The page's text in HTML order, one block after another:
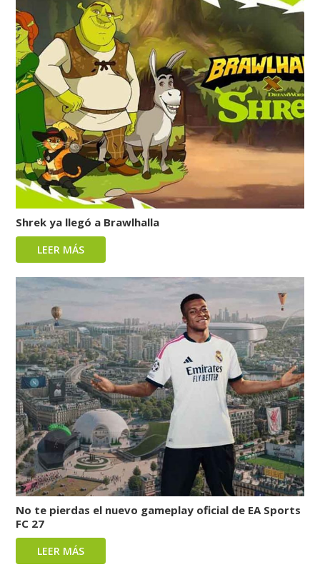
Shrek ya llegó a Brawlhalla
LEER MÁS
No te pierdas el nuevo gameplay oficial de EA Sports
FC 27
LEER MÁS